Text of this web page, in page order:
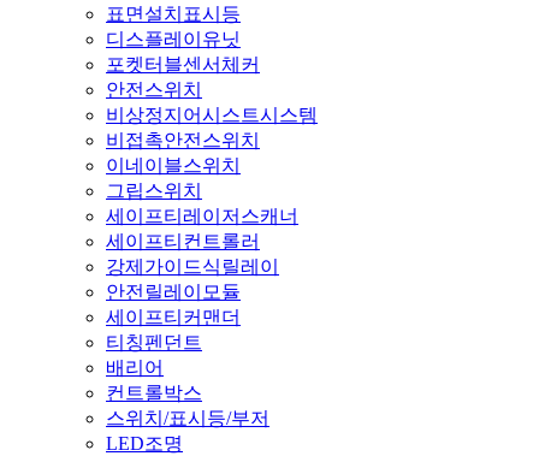
표면설치표시등
디스플레이유닛
포켓터블센서체커
안전스위치
비상정지어시스트시스템
비접촉안전스위치
이네이블스위치
그립스위치
세이프티레이저스캐너
세이프티컨트롤러
강제가이드식릴레이
안전릴레이모듈
세이프티커맨더
티칭펜던트
배리어
컨트롤박스
스위치/표시등/부저
LED조명